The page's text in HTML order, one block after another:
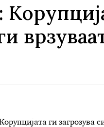
ги загрозува